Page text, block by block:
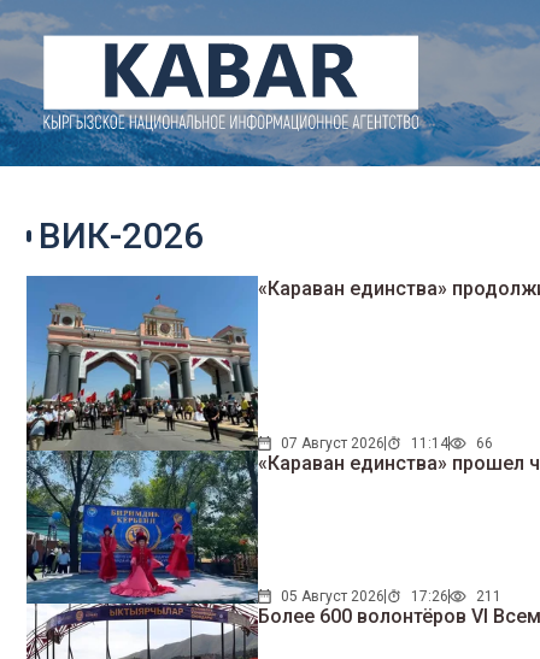
ВИК-2026
«Караван единства»
07 Август 2026 11:14 66
«Караван единства» прошел
05 Август 2026 17:26 211
Более 600 волонтёров VI